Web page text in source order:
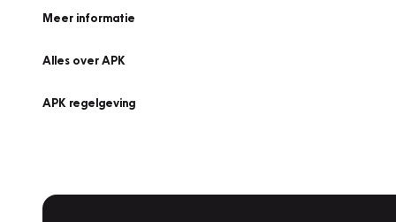
Meer informatie
Alles over APK
APK regelgeving